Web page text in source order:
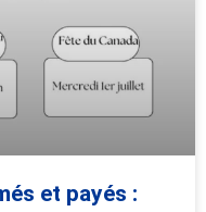
et payés :